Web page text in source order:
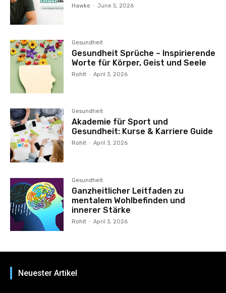
Hawke - June 5, 2026
Gesundheit
Gesundheit Sprüche – Inspirierende
Worte für Körper, Geist und Seele
Rohit - April 3, 2026
Gesundheit
Akademie für Sport und
Gesundheit: Kurse & Karriere Guide
Rohit - April 3, 2026
Gesundheit
Ganzheitlicher Leitfaden zu
mentalem Wohlbefinden und
innerer Stärke
Rohit - April 3, 2026
Neuester Artikel